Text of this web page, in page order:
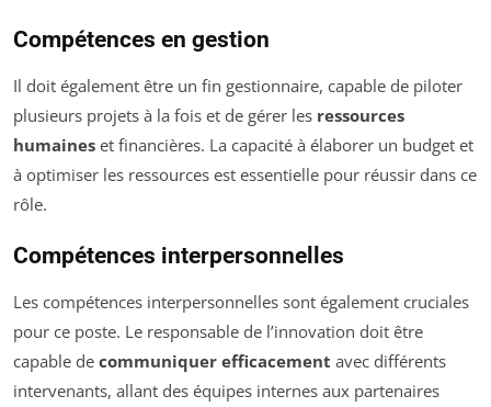
Compétences en gestion
Il doit également être un fin gestionnaire, capable de piloter
plusieurs projets à la fois et de gérer les ressources
humaines et financières. La capacité à élaborer un budget et
à optimiser les ressources est essentielle pour réussir dans ce
rôle.
Compétences interpersonnelles
Les compétences interpersonnelles sont également cruciales
pour ce poste. Le responsable de l’innovation doit être
capable de communiquer efficacement avec différents
intervenants, allant des équipes internes aux partenaires